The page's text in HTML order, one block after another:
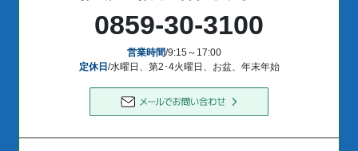
0859-30-3100
営業時間/9:15～17:00
定休日 /水曜日、第2･4火曜日、お盆、年末年始